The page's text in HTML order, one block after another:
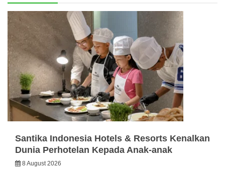
Santika Indonesia Hotels & Resorts Kenalkan
Dunia Perhotelan Kepada Anak-anak
8 August 2026